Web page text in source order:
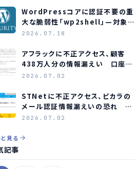
WordPressコアに認証不要の重
大な脆弱性「wp2shell」—対象バ
ージョンと緊急対応
2026.07.18
アフラックに不正アクセス、顧客
438万人分の情報漏えい 口座情
報含む顧客も約23万人分
2026.07.02
STNetに不正アクセス、ピカラの
メール認証情報漏えいの恐れ 全
利用者にパスワード変更を要請
2026.07.02
見る
記事